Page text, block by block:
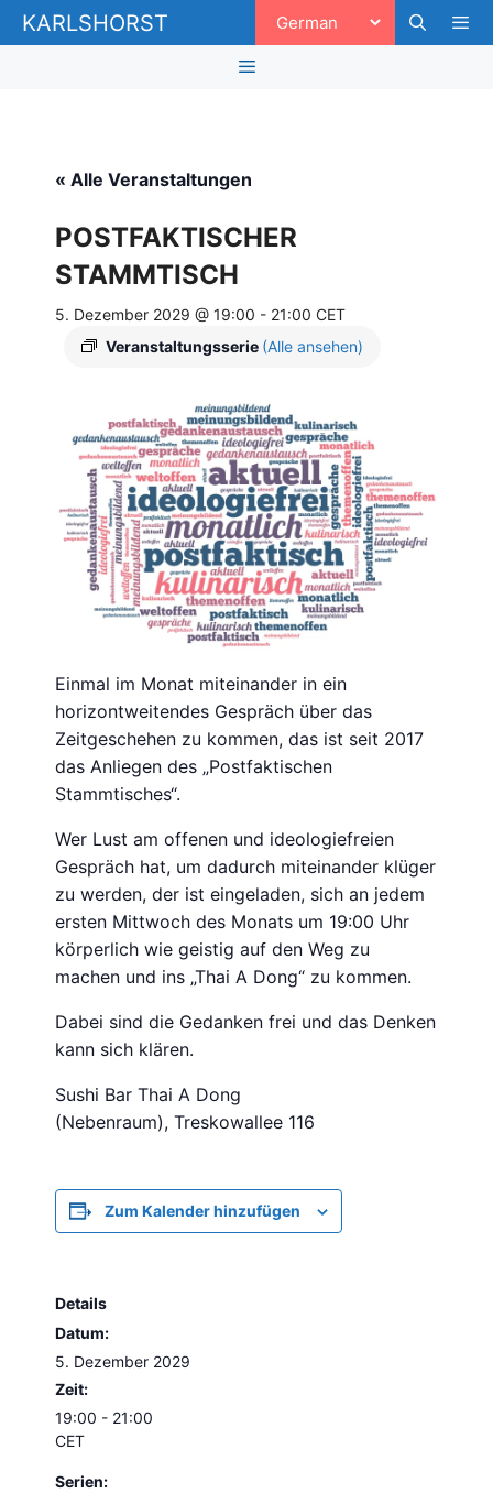
Zum
InhaltKARLSHORST
« Alle Veranstaltungen
POSTFAKTISCHER
STAMMTISCH
5. Dezember 2029 @ 19:00 - 21:00 CET
Veranstaltungsserie (Alle ansehen)
Einmal im Monat miteinander in ein
horizontweitendes Gespräch über das
Zeitgeschehen zu kommen, das ist seit 2017
das Anliegen des „Postfaktischen
Stammtisches“.
Wer Lust am offenen und ideologiefreien
Gespräch hat, um dadurch miteinander klüger
zu werden, der ist eingeladen, sich an jedem
ersten Mittwoch des Monats um 19:00 Uhr
körperlich wie geistig auf den Weg zu
machen und ins „Thai A Dong“ zu kommen.
Dabei sind die Gedanken frei und das Denken
kann sich klären.
Sushi Bar Thai A Dong
(Nebenraum), Treskowallee 116
Zum Kalender hinzufügen
Details
Datum:
5. Dezember 2029
Zeit:
19:00 - 21:00
CET
Serien: